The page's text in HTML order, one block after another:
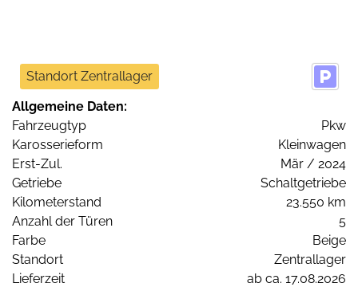
Standort Zentrallager
Allgemeine Daten:
Fahrzeugtyp
Pkw
Karosserieform
Kleinwagen
Erst-Zul.
Mär / 2024
Getriebe
Schaltgetriebe
Kilometerstand
23.550 km
Anzahl der Türen
5
Farbe
Beige
Standort
Zentrallager
Lieferzeit
ab ca. 17.08.2026